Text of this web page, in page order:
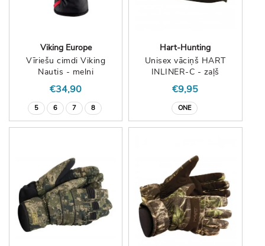
Viking Europe
Vīriešu cimdi Viking
Nautis - melni
€34,90
5 6 7 8
Hart-Hunting
Unisex vāciņš HART
INLINER-C - zaļš
€9,95
ONE